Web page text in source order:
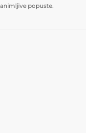
popuste.